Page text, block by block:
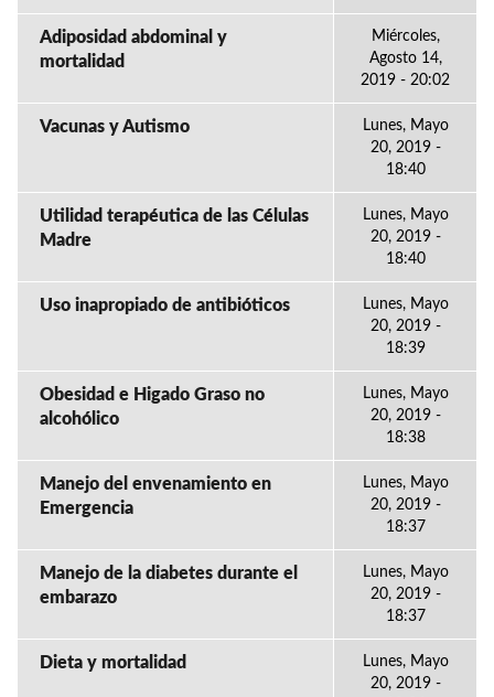
Adiposidad abdominal y
mortalidad
Miércoles,
Agosto 14,
2019 - 20:02
Vacunas y Autismo
Lunes, Mayo
20, 2019 -
18:40
Utilidad terapéutica de las Células
Madre
Lunes, Mayo
20, 2019 -
18:40
Uso inapropiado de antibióticos
Lunes, Mayo
20, 2019 -
18:39
Obesidad e Higado Graso no
alcohólico
Lunes, Mayo
20, 2019 -
18:38
Manejo del envenamiento en
Emergencia
Lunes, Mayo
20, 2019 -
18:37
Manejo de la diabetes durante el
embarazo
Lunes, Mayo
20, 2019 -
18:37
Dieta y mortalidad
Lunes, Mayo
20, 2019 -